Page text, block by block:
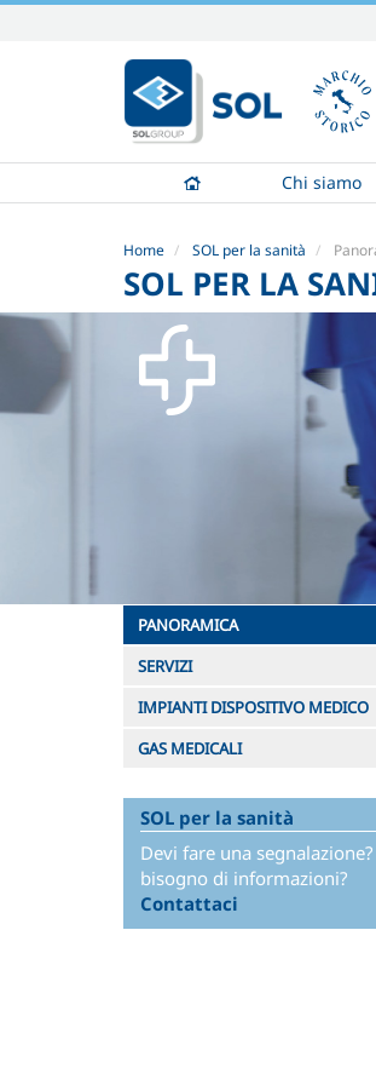
contenuti.
|
Salta
navigazione
Chi siamo
Home SOL per la sanità
SOL PER LA
PANORAMICA
SERVIZI
IMPIANTI DISPOSITIVO MEDICO
GAS MEDICALI
SOL per la sanità
Devi fare una
bisogno di informazioni?
Contattaci